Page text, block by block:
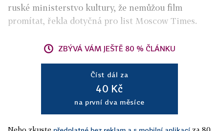
ruské ministerstvo kultury, že nemůžou film
promítat, řekla dotyčná pro list Moscow Times.
ZBÝVÁ VÁM JEŠTĚ 80 % ČLÁNKU
Číst dál za
40 Kč
na první dva měsíce